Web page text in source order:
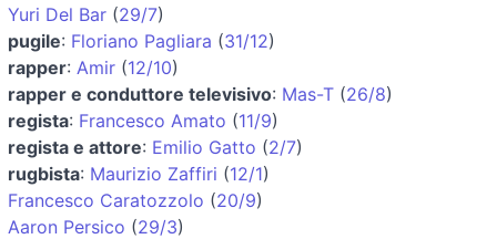
Yuri Del Bar (29/7)
pugile: Floriano Pagliara (31/12)
rapper: Amir (12/10)
rapper e conduttore televisivo: Mas-T (26/8)
regista: Francesco Amato (11/9)
regista e attore: Emilio Gatto (2/7)
rugbista: Maurizio Zaffiri (12/1)
Francesco Caratozzolo (20/9)
Aaron Persico (29/3)